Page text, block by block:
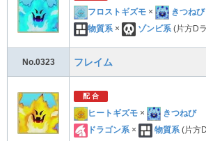
フロストギズモ ×
きつねび
物質系 × ゾンビ系 (片方D
No.0323 フレイム
配 合
ヒートギズモ ×
きつねび
ドラゴン系 × 物質系 (片方